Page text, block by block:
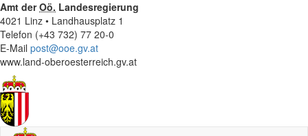
Amt derOö. Landesregierung
4021 Linz • Landhausplatz 1
Telefon (+43 732) 77 20-0
E-Mail post@ooe.gv.at
www.land-oberoesterreich.gv.at